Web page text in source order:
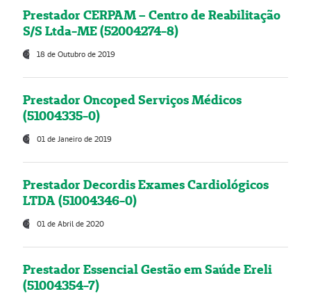
Prestador CERPAM – Centro de Reabilitação
S/S Ltda-ME (52004274-8)
18 de Outubro de 2019
Prestador Oncoped Serviços Médicos
(51004335-0)
01 de Janeiro de 2019
Prestador Decordis Exames Cardiológicos
LTDA (51004346-0)
01 de Abril de 2020
Prestador Essencial Gestão em Saúde Ereli
(51004354-7)